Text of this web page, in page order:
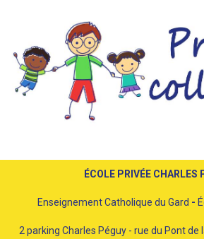
ÉCOLE PRIVÉE CHARLES
Enseignement Catholique du Gard -
2 parking Charles Péguy - rue du Pont de